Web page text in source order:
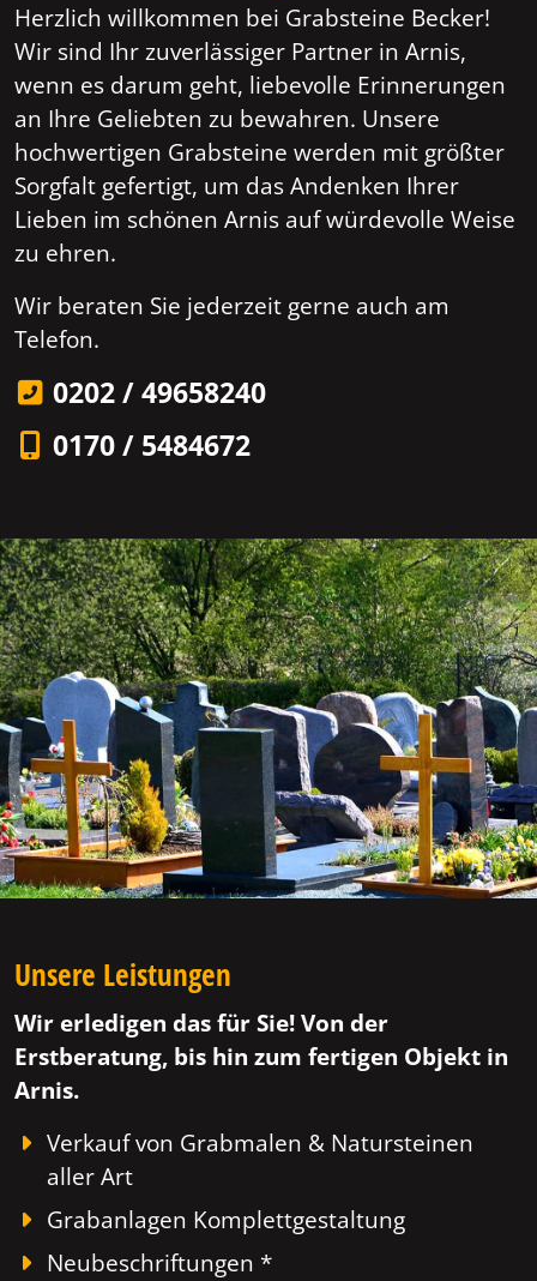
Herzlich willkommen bei Grabsteine Becker!
Wir sind Ihr zuverlässiger Partner in Arnis,
wenn es darum geht, liebevolle Erinnerungen
an Ihre Geliebten zu bewahren. Unsere
hochwertigen Grabsteine werden mit größter
Sorgfalt gefertigt, um das Andenken Ihrer
Lieben im schönen Arnis auf würdevolle Weise
zu ehren.
Wir beraten Sie jederzeit gerne auch am
Telefon.
0202 / 49658240
0170 / 5484672
Unsere Leistungen
Wir erledigen das für Sie! Von der
Erstberatung, bis hin zum fertigen Objekt in
Arnis.
Verkauf von Grabmalen & Natursteinen
aller Art
Grabanlagen Komplettgestaltung
Neubeschriftungen *